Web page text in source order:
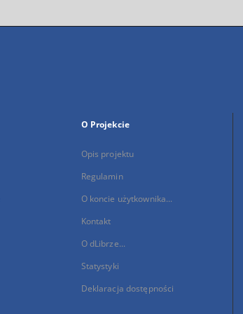
O Projekcie
Opis projektu
Regulamin
O koncie użytkownika...
Kontakt
O dLibrze...
Statystyki
Deklaracja dostępności